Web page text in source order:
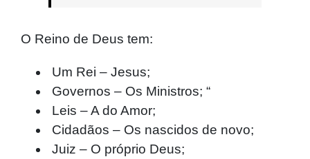
O Reino de Deus tem:
Um Rei – Jesus;
Governos – Os Ministros; “
Leis – A do Amor;
Cidadãos – Os nascidos de novo;
Juiz – O próprio Deus;